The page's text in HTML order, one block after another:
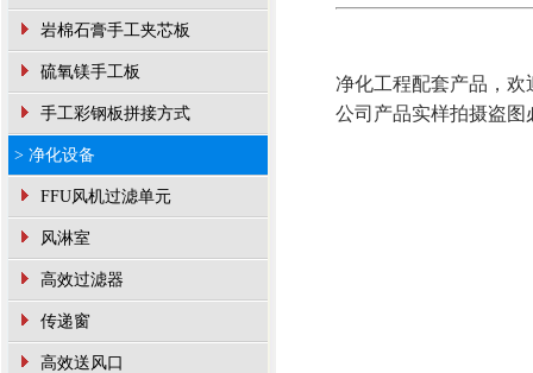
岩棉石膏手工夹芯板
硫氧镁手工板
手工彩钢板拼接方式
> 净化设备
FFU风机过滤单元
风淋室
高效过滤器
传递窗
高效送风口
净化工程配套产品，
公司产品实样拍摄盗